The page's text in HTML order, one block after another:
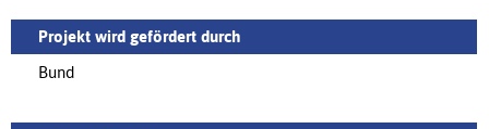
Projekt wird gefördert durch
Bund